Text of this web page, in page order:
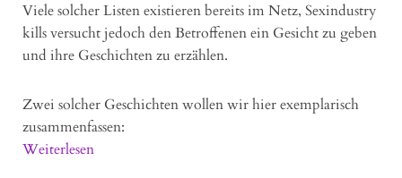
Viele solcher Listen existieren bereits im Netz, Sexindustry
kills versucht jedoch den Betroffenen ein Gesicht zu geben
und ihre Geschichten zu erzählen.
Zwei solcher Geschichten wollen wir hier exemplarisch
zusammenfassen:
Weiterlesen